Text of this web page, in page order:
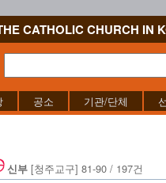
CATHOLIC CHURCH IN
공소 기관/단체
신부 [청주교구] 81-90 / 197건